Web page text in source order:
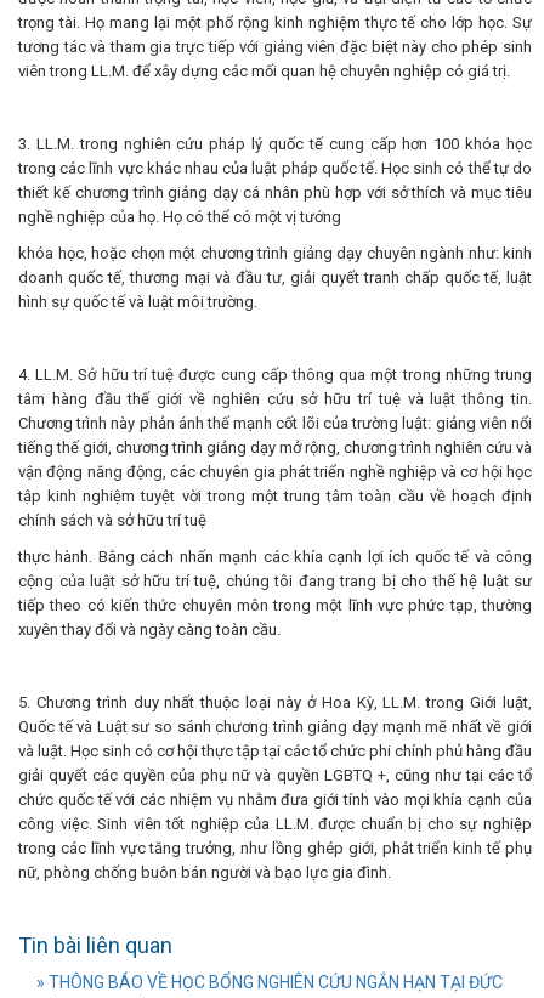
trọng tài. Họ mang lại một phổ rộng kinh nghiệm thực tế cho lớp học. Sự
tương tác và tham gia trực tiếp với giảng viên đặc biệt này cho phép sinh
viên trong LL.M. để xây dựng các mối quan hệ chuyên nghiệp có giá trị.
3. LL.M. trong nghiên cứu pháp lý quốc tế cung cấp hơn 100 khóa học
trong các lĩnh vực khác nhau của luật pháp quốc tế. Học sinh có thể tự do
thiết kế chương trình giảng dạy cá nhân phù hợp với sở thích và mục tiêu
nghề nghiệp của họ. Họ có thể có một vị tướng
khóa học, hoặc chọn một chương trình giảng dạy chuyên ngành như: kinh
doanh quốc tế, thương mại và đầu tư, giải quyết tranh chấp quốc tế, luật
hình sự quốc tế và luật môi trường.
4. LL.M. Sở hữu trí tuệ được cung cấp thông qua một trong những trung
tâm hàng đầu thế giới về nghiên cứu sở hữu trí tuệ và luật thông tin.
Chương trình này phản ánh thế mạnh cốt lõi của trường luật: giảng viên nổi
tiếng thế giới, chương trình giảng dạy mở rộng, chương trình nghiên cứu và
vận động năng động, các chuyên gia phát triển nghề nghiệp và cơ hội học
tập kinh nghiệm tuyệt vời trong một trung tâm toàn cầu về hoạch định
chính sách và sở hữu trí tuệ
thực hành. Bằng cách nhấn mạnh các khía cạnh lợi ích quốc tế và công
cộng của luật sở hữu trí tuệ, chúng tôi đang trang bị cho thế hệ luật sư
tiếp theo có kiến ​​thức chuyên môn trong một lĩnh vực phức tạp, thường
xuyên thay đổi và ngày càng toàn cầu.
5. Chương trình duy nhất thuộc loại này ở Hoa Kỳ, LL.M. trong Giới luật,
Quốc tế và Luật sư so sánh chương trình giảng dạy mạnh mẽ nhất về giới
và luật. Học sinh có cơ hội thực tập tại các tổ chức phi chính phủ hàng đầu
giải quyết các quyền của phụ nữ và quyền LGBTQ +, cũng như tại các tổ
chức quốc tế với các nhiệm vụ nhằm đưa giới tính vào mọi khía cạnh của
công việc. Sinh viên tốt nghiệp của LL.M. được chuẩn bị cho sự nghiệp
trong các lĩnh vực tăng trưởng, như lồng ghép giới, phát triển kinh tế phụ
nữ, phòng chống buôn bán người và bạo lực gia đình.
Tin bài liên quan
» THÔNG BÁO VỀ HỌC BỔNG NGHIÊN CỨU NGẮN HẠN TẠI ĐỨC